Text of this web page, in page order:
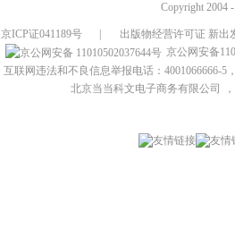
Copyright 2004
京ICP证041189号
出版物经营许可证 新出
京公网安备
互联网违法和不良信息举报电话：4001066666-5
北京当当科文电子商务有限公司